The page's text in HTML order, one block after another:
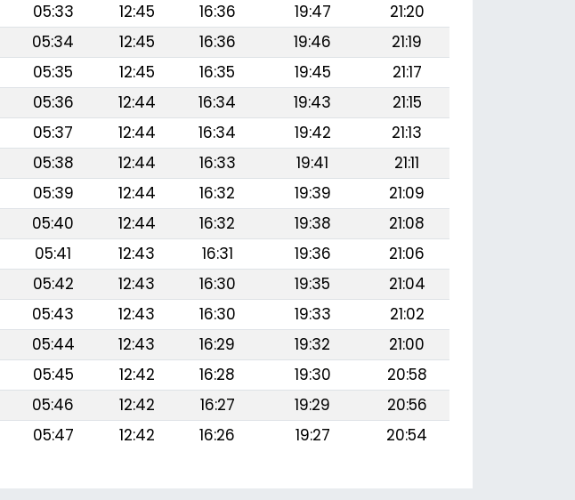
05:33 12:45 16:36 19:47
21:20
05:34 12:45 16:36 19:46
21:19
05:35 12:45 16:35 19:45
21:17
05:36 12:44 16:34 19:43
21:15
05:37 12:44 16:34 19:42
21:13
05:38 12:44 16:33 19:41
21:11
05:39 12:44 16:32 19:39
21:09
05:40 12:44 16:32 19:38
21:08
05:41 12:43 16:31 19:36
21:06
05:42 12:43 16:30 19:35
21:04
05:43 12:43 16:30 19:33
21:02
05:44 12:43 16:29 19:32
21:00
05:45 12:42 16:28 19:30
20:58
05:46 12:42 16:27 19:29
20:56
05:47 12:42 16:26 19:27 20:54